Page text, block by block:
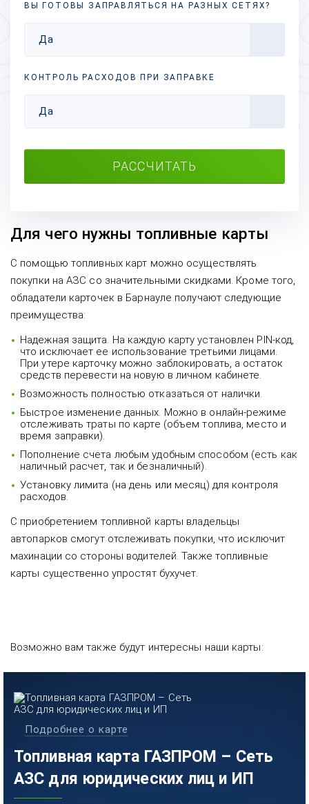
ВЫ ГОТОВЫ ЗАПРАВЛЯТЬСЯ НА РАЗНЫХСЕТЯХ?
Да
КОНТРОЛЬ РАСХОДОВ ПРИ ЗАПРАВКЕ
Да
РАССЧИТАТЬ
Для чего нужны топливные карты
С помощью топливных карт можно осуществлять
покупки на АЗС со значительными скидками. Кроме того,
обладатели карточек в Барнауле получают следующие
преимущества:
Надежная защита. На каждую карту установлен PIN-код,
что исключает ее использование третьими лицами.
При утере карточку можно заблокировать, а остаток
средств перевести на новую в личном кабинете.
Возможность полностью отказаться от налички.
Быстрое изменение данных. Можно в онлайн-режиме
отслеживать траты по карте (объем топлива, место и
время заправки).
Пополнение счета любым удобным способом (есть как
наличный расчет, так и безналичный).
Установку лимита (на день или месяц) для контроля
расходов.
С приобретением топливной карты владельцы
автопарков смогут отслеживать покупки, что исключит
махинации со стороны водителей. Также топливные
карты существенно упростят бухучет.
Возможно вам также будут интересны наши карты:
Топливная карта ГАЗПРОМ – Сеть
АЗС для юридических лиц и ИП
Подробнее о карте